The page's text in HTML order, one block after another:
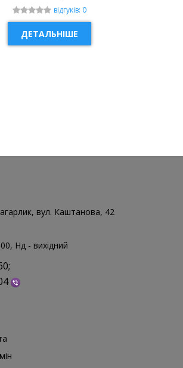
відгуків: 0
ДЕТАЛЬНІШЕ
вул. Каштанова, 42
Нд - вихідний